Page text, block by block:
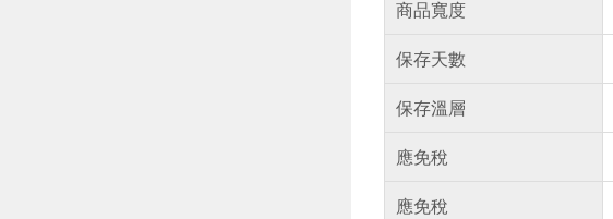
商品寬度
保存天數
保存溫層
應免稅
應免稅